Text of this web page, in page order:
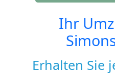
Ihr
Erhalten Sie